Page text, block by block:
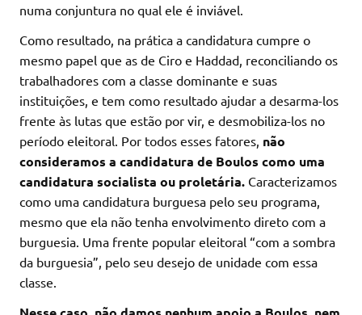
numa conjuntura no qual ele é inviável.
Como resultado, na prática a candidatura cumpre o
mesmo papel que as de Ciro e Haddad, reconciliando os
trabalhadores com a classe dominante e suas
instituições, e tem como resultado ajudar a desarma-los
frente às lutas que estão por vir, e desmobiliza-los no
período eleitoral. Por todos esses fatores, não
consideramos a candidatura de Boulos como uma
candidatura socialista ou proletária. Caracterizamos
como uma candidatura burguesa pelo seu programa,
mesmo que ela não tenha envolvimento direto com a
burguesia. Uma frente popular eleitoral “com a sombra
da burguesia”, pelo seu desejo de unidade com essa
classe.